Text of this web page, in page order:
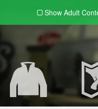
Show Adult